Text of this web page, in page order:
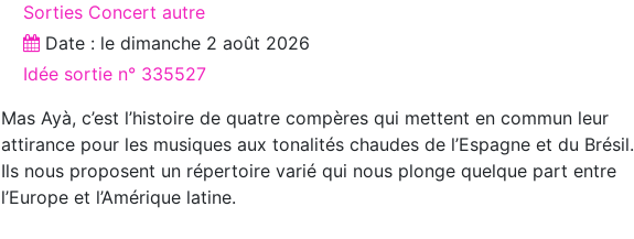
Sorties Concert autre
Date : ledimanche 2 août 2026
Idée sortie n° 335527
Mas Ayà, c’est l’histoire de quatre compères qui mettent en commun leur
attirance pour les musiques aux tonalités chaudes de l’Espagne et du Brésil.
Ils nous proposent un répertoire varié qui nous plonge quelque part entre
l’Europe et l’Amérique latine.